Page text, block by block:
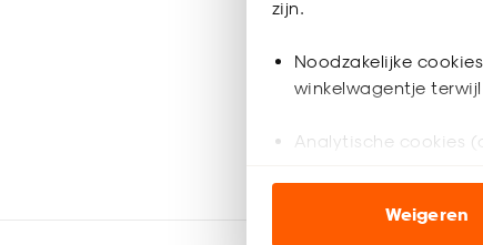
zijn.
Noodzakelijke
winkelwagentje
Analytische cookies
ook buiten deWeigeren